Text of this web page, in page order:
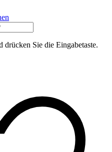
drücken Sie die Eingabetaste.